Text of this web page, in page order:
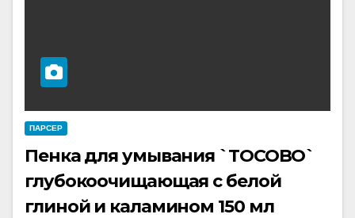
ПАРСЕР
Пенка для умывания `TOCOBO`
глубокоочищающая с белой
глиной и каламином 150 мл